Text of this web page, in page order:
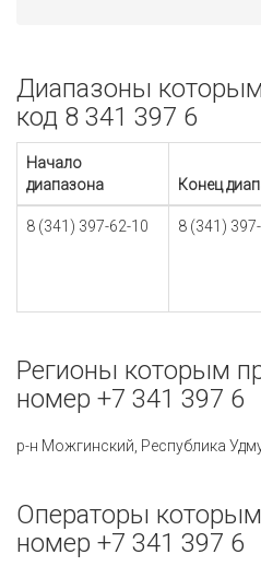
Диапазоны
код 8 341 397 6
Начало
диапазона
Конец
8 (341) 397-62-10 8 (341)
Регионы которым
номер +7 341 397 6
р-н Можгинский, Республика
Операторы
номер +7 341 397 6